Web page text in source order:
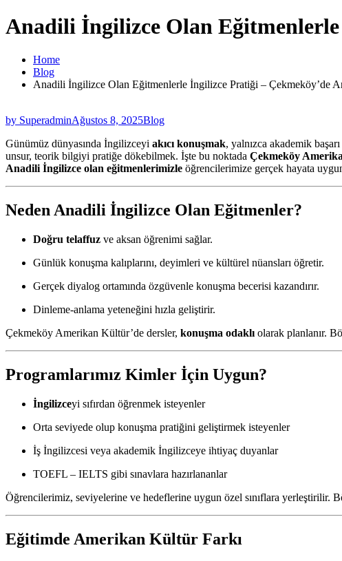
Anadili İngilizce Olan
Home
Blog
Anadili İngilizce Olan Eğitmenlerle İngilizce Pratiği – Çekmeköy’de
by SuperadminAğustos 8, 2025Blog
Günümüz dünyasında İngilizceyi akıcı konuşmak, yalnızca akademik
unsur, teorik bilgiyi pratiğe dökebilmek. İşte bu noktada Çekmeköy
Anadili İngilizce olan eğitmenlerimizle öğrencilerimize gerçek hayata
Neden Anadili İngilizce Olan Eğitmenler?
Doğru telaffuz ve aksan öğrenimi sağlar.
Günlük konuşma kalıplarını, deyimleri ve kültürel nüansları öğretir.
Gerçek diyalog ortamında özgüvenle konuşma becerisi kazandırır.
Dinleme-anlama yeteneğini hızla geliştirir.
Çekmeköy Amerikan Kültür’de dersler, konuşma odaklı olarak planlanır.
Programlarımız Kimler İçin Uygun?
İngilizceyi sıfırdan öğrenmek isteyenler
Orta seviyede olup konuşma pratiğini geliştirmek isteyenler
İş İngilizcesi veya akademik İngilizceye ihtiyaç duyanlar
TOEFL – IELTS gibi sınavlara hazırlananlar
Öğrencilerimiz, seviyelerine ve hedeflerine uygun özel sınıflara yerleştirilir.
Eğitimde Amerikan Kültür Farkı